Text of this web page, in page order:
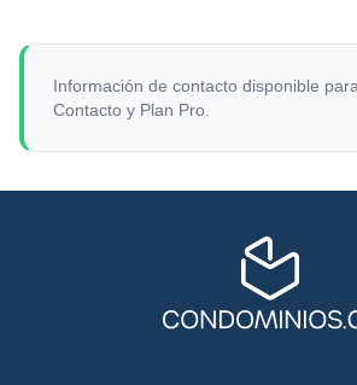
Información de contacto disponible
Contacto y Plan Pro.